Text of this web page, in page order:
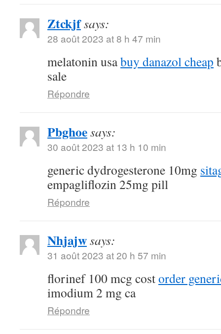
Ztckjfsays:
28 août 2023 at 8 h 47 min
melatonin usabuy danazol cheap
sale
Répondre
Pbghoesays:
30 août 2023 at 13 h 10 min
generic dydrogesterone 10mg
empagliflozin 25mg pill
Répondre
Nhjajwsays:
31 août 2023 at 20 h 57 min
florinef 100 mcg costorder
imodium 2 mg ca
Répondre